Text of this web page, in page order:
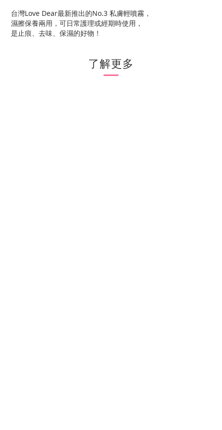
台灣Love Dear最新推出的No.3 私膚輕噴霧，
濕擦保養兩用，可日常護理或經期時使用，
是止痕、去味、保濕的好物！
了解更多